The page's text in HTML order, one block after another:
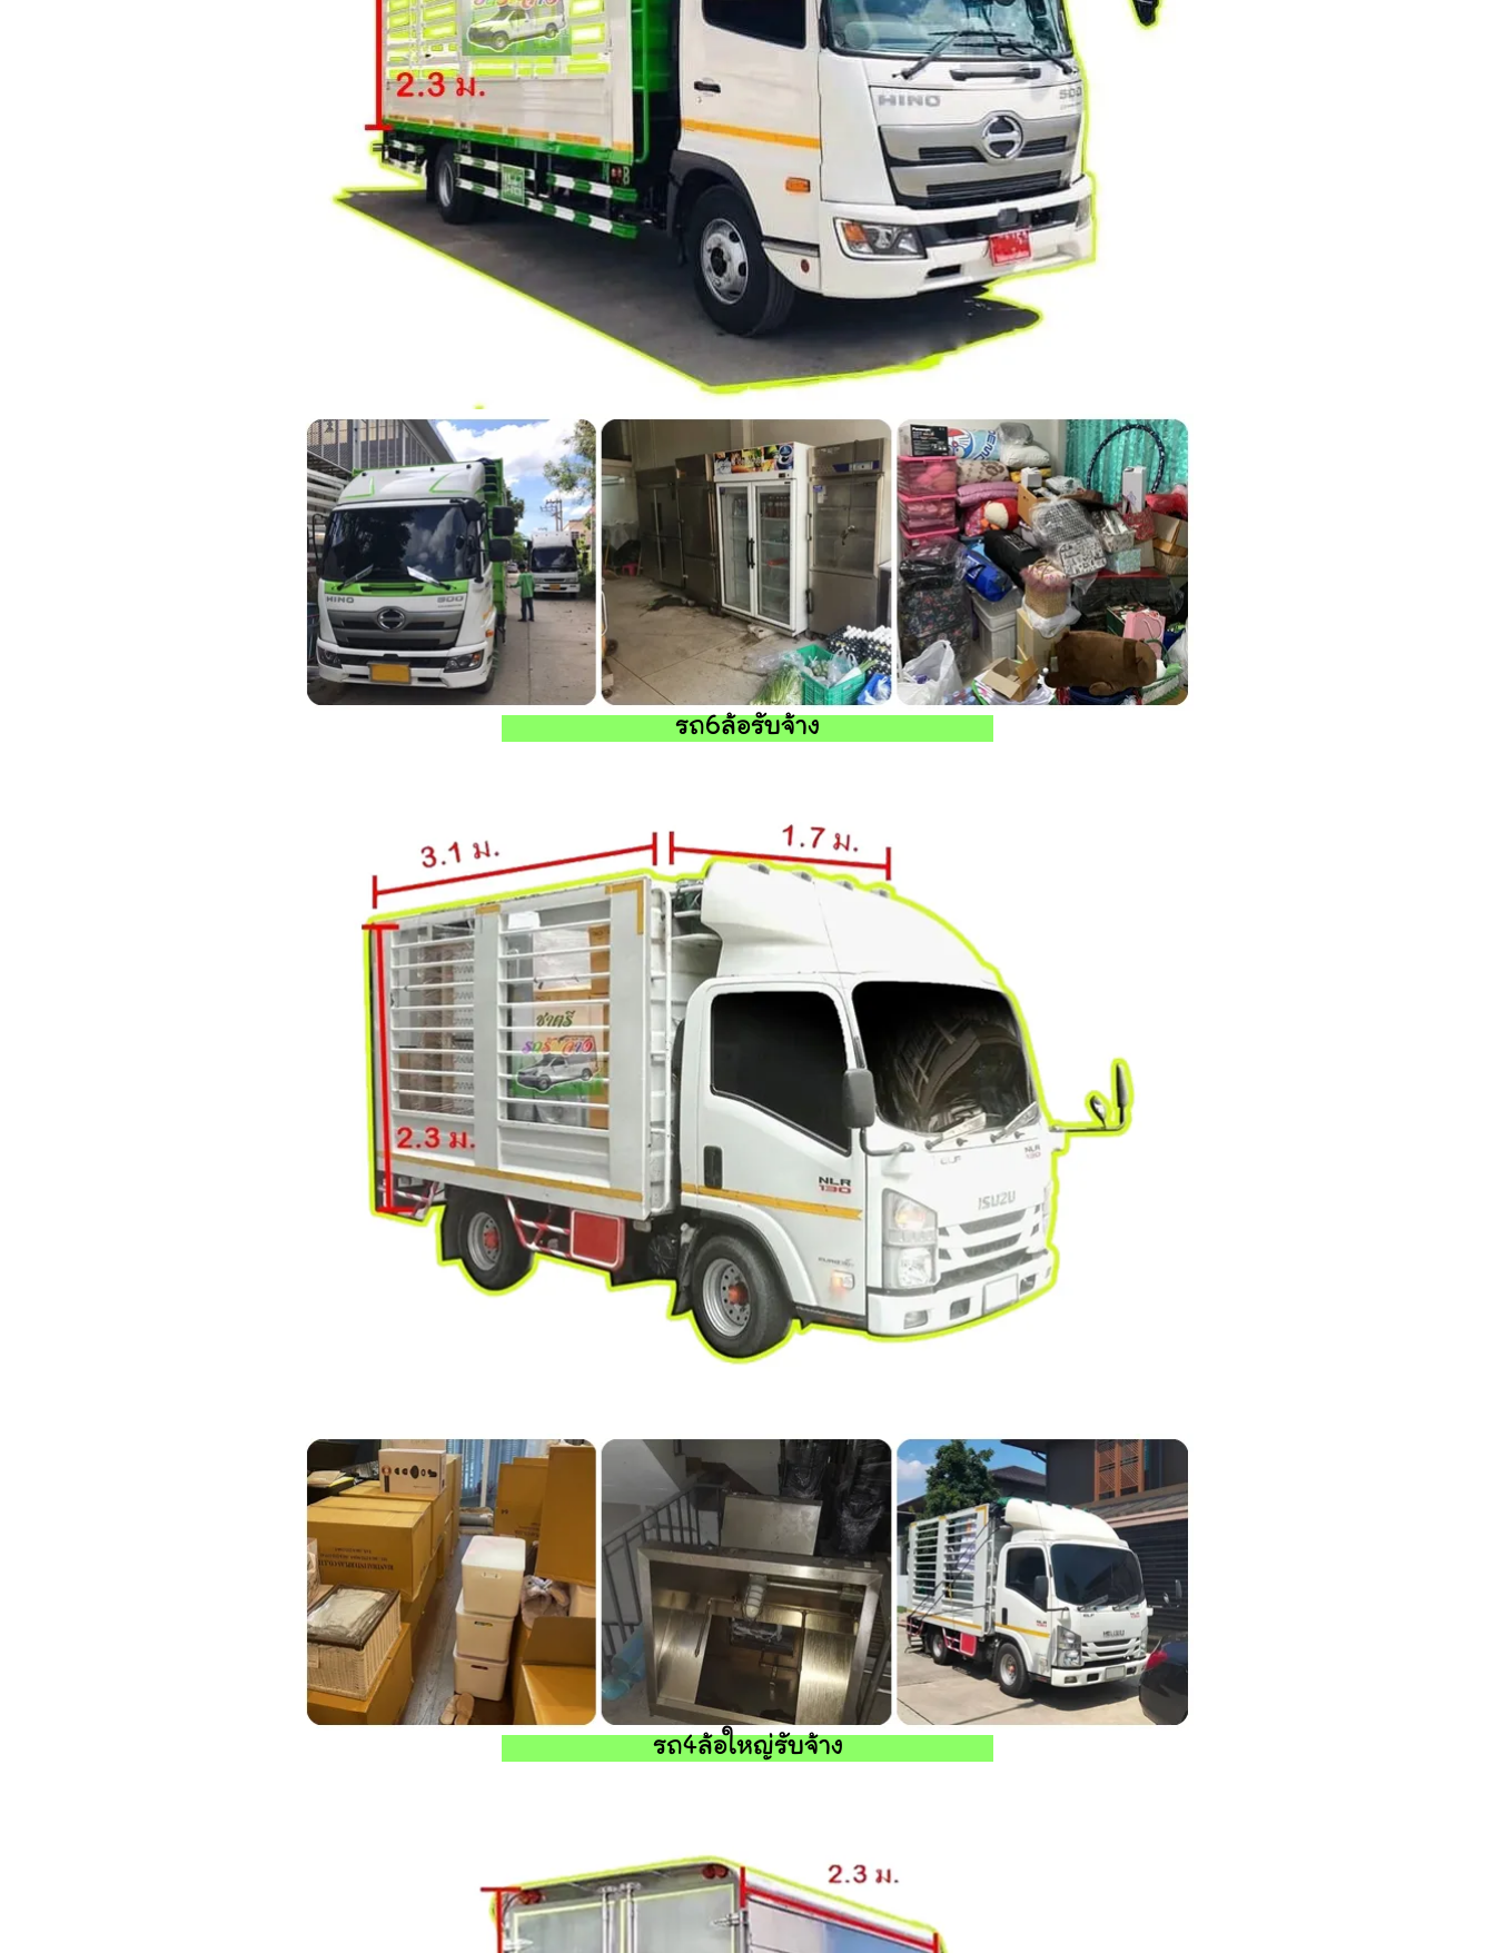
รถ6ล้อรับจ้าง
รถ4ล้อใหญ่รับจ้าง